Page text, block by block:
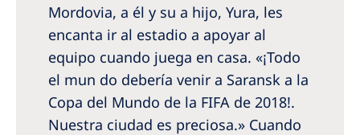
Mordovia, a él y su a hijo, Yura, les
encanta ir al estadio a apoyar al
equipo cuando juega en casa. «¡Todo
el mun­ do debería venir a Saransk a la
Copa del Mundo de la FIFA de 2018!.
Nuestra ciudad es preciosa.» Cuando